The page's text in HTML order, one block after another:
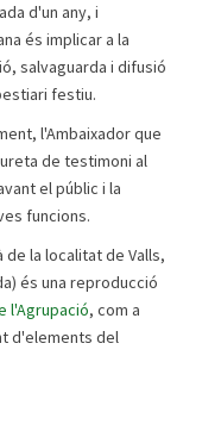
d'un any, i
és implicar a la
salvaguarda i difusió
festiu.
l'Ambaixador que
de testimoni al
el públic i la
funcions.
la localitat de Valls,
és una reproducció
l'Agrupació, com a
d'elements del